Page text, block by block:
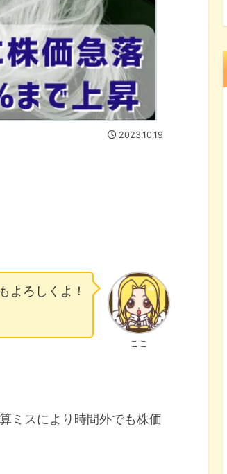
2023.10.19
ここ
よろしくよ！
ミスにより時間外でも株価